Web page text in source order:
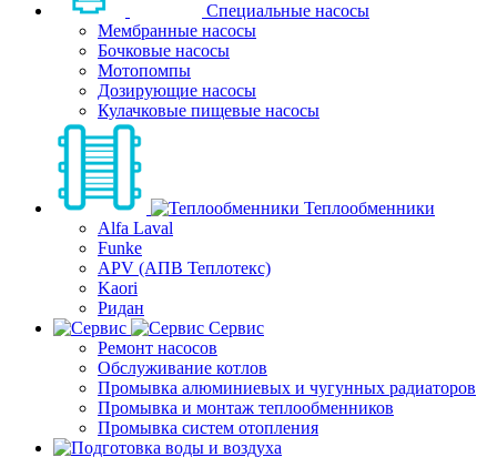
Специальные насосы
Мембранные насосы
Бочковые насосы
Мотопомпы
Дозирующие насосы
Кулачковые пищевые насосы
Теплообменники
Alfa Laval
Funke
APV (АПВ Теплотекс)
Kaori
Ридан
Сервис
Ремонт насосов
Обслуживание котлов
Промывка алюминиевых и чугунных радиаторов
Промывка и монтаж теплообменников
Промывка систем отопления